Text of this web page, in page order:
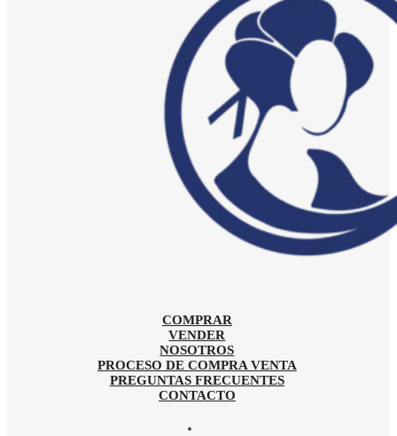
COMPRAR
VENDER
NOSOTROS
PROCESO DE COMPRA VENTA
PREGUNTAS FRECUENTES
CONTACTO